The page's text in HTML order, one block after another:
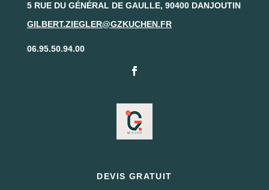
5 RUE DU GÉNÉRAL DE GAULLE, 90400 DANJOUTIN
GILBERT.ZIEGLER@GZKUCHEN.FR
06.95.50.94.00
DEVIS GRATUIT